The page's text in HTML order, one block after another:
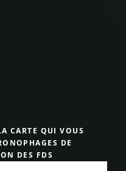
CARTE QUI VOUS
DE
DES FDS